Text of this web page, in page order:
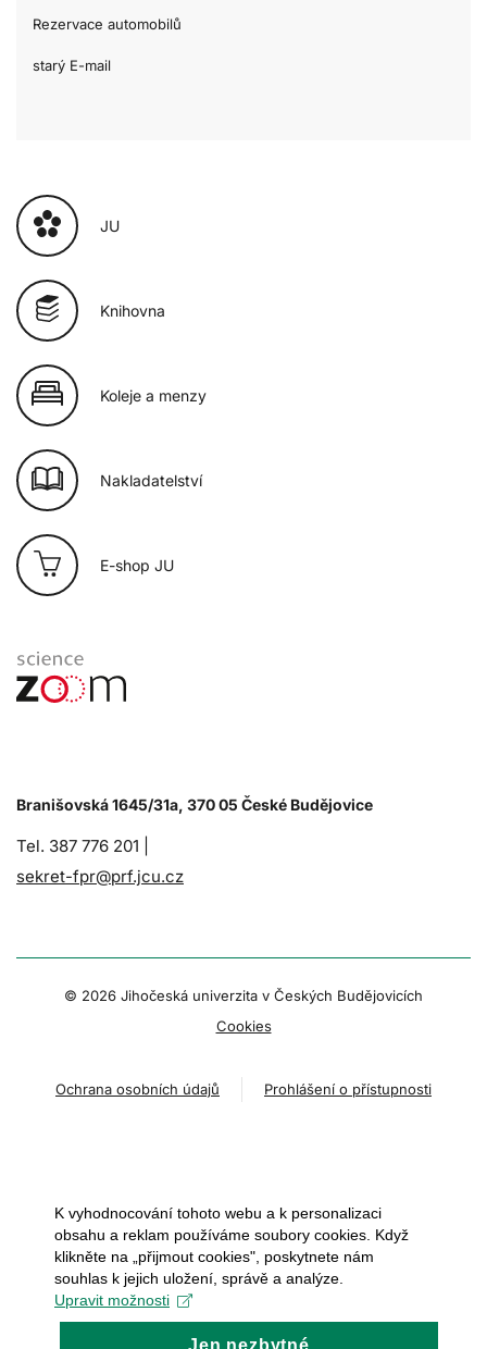
Rezervace automobilů
starý E-mail
JU
Knihovna
Koleje a menzy
Nakladatelství
E-shop JU
Branišovská 1645/31a, 370 05 České Budějovice
Tel. 387 776 201 |
sekret-fpr@prf.jcu.cz
© 2026 Jihočeská univerzita v Českých Budějovicích
Cookies
Ochrana osobních údajů Prohlášení o přístupnosti
K vyhodnocování tohoto webu a k personalizaci
obsahu a reklam používáme soubory cookies. Když
klikněte na „přijmout cookies", poskytnete nám
souhlas k jejich uložení, správě a analýze.
Upravit možnosti
Jen nezbytné